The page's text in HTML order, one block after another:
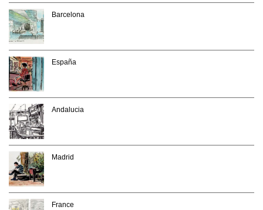
Barcelona
España
Andalucia
Madrid
France